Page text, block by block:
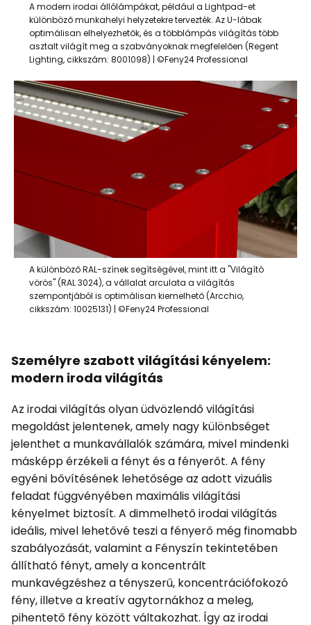
A modern irodai állólámpákat, például a Lightpad-et
különböző munkahelyi helyzetekre tervezték. Az U-lábak
optimálisan elhelyezhetők, és a többlámpás világítás több
asztalt világít meg a szabványoknak megfelelően (Regent
Lighting, cikkszám: 8001098) | ©Feny24 Professional
A különböző RAL-színek segítségével, mint itt a "Világító
vörös" (RAL 3024), a vállalat arculata a világítás
szempontjából is optimálisan kiemelhető (Arcchio,
cikkszám: 10025131) | ©Feny24 Professional
Személyre szabott világítási kényelem:
modern iroda világítás
Az irodai világítás olyan üdvözlendő világítási
megoldást jelentenek, amely nagy különbséget
jelenthet a munkavállalók számára, mivel mindenki
másképp érzékeli a fényt és a fényerőt. A fény
egyéni bővítésének lehetősége az adott vizuális
feladat függvényében maximális világítási
kényelmet biztosít. A dimmelhető irodai világítás
ideális, mivel lehetővé teszi a fényerő még finomabb
szabályozását, valamint a Fényszín tekintetében
állítható fényt, amely a koncentrált
munkavégzéshez a tényszerű, koncentrációfokozó
fény, illetve a kreatív agytornákhoz a meleg,
pihentető fény között váltakozhat. Így az irodai